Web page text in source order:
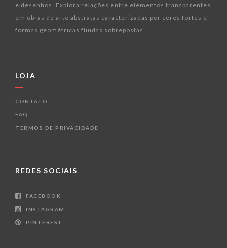
e desenhos. Explora relações entre elementos transparentes
em obras de arte abstratas caracterizadas por cores fortes e
formas geométricas fluidas sobrepostas.
LOJA
CONTATO
FAQ
TERMOS DE PRIVACIDADE
REDES SOCIAIS
FACEBOOK
INSTAGRAM
PINTEREST